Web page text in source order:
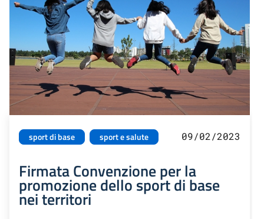
sport di base sport e salute 09/02/2023
Firmata Convenzione per la
promozione dello sport di base
nei territori